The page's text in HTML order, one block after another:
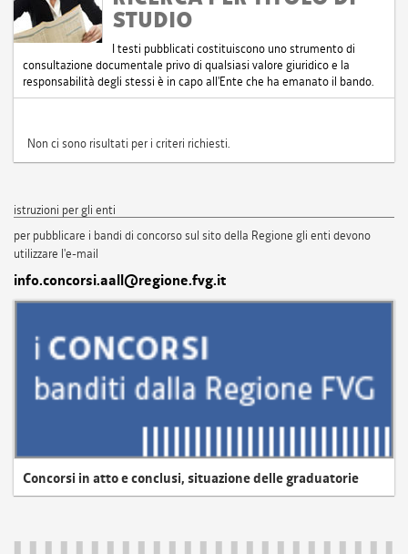
STUDIO
I testi pubblicati costituiscono uno strumento di
consultazione documentale privo di qualsiasi valore giuridico e la
responsabilità degli stessi è in capo all'Ente che ha emanato il bando.
Non ci sono risultati per i criteri richiesti.
istruzioni per gli enti
per pubblicare i bandi di concorso sul sito della Regione gli enti devono
utilizzare l'e-mail
info.concorsi.aall@regione.fvg.it
Concorsi in atto e conclusi, situazione delle graduatorie